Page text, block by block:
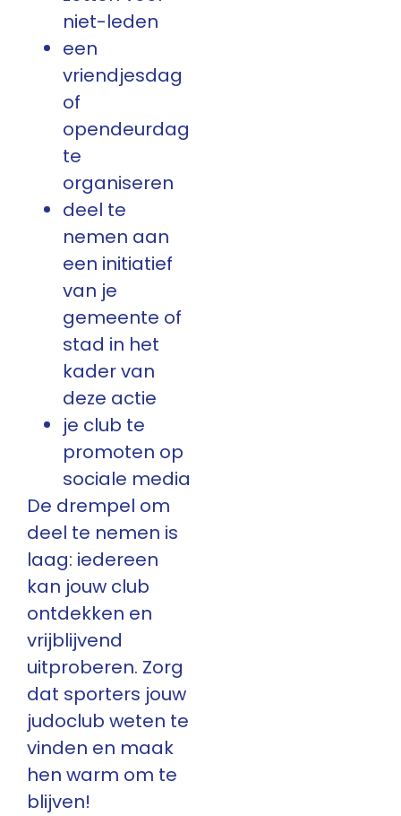
niet-leden
een
vriendjesdag
of
opendeurdag
te
organiseren
deel te
nemen aan
een initiatief
van je
gemeente of
stad in het
kader van
deze actie
je club te
promoten op
sociale media
De drempel om
deel te nemen is
laag: iedereen
kan jouw club
ontdekken en
vrijblijvend
uitproberen. Zorg
dat sporters jouw
judoclub weten te
vinden en maak
hen warm om te
blijven!